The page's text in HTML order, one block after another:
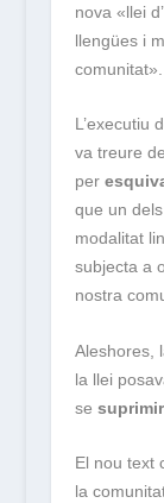
nova «llei
llengües i
comunitat».
L’executiu
va treure
per
que un
modalitat
subjecta a
nostra
Aleshores,
la llei
se
El nou text
la